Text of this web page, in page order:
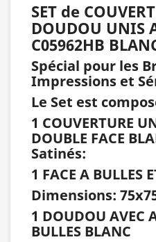
SET de
DOUDOU UNIS
C05962HB
Spécial pour les
Impressions et
Le Set est
1 COUVERTURE
DOUBLE FACE
Satinés:
1 FACE A BULLES
Dimensions:
1 DOUDOU AVEC
BULLES BLANC